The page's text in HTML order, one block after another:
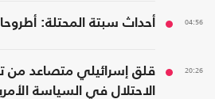
04:56 أحداث سبتة المحتلة:
20:26
قلق إسرائيلي متصاعد من
الاحتلال في السياسة